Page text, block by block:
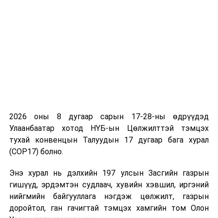
хамтын ажиллагааг хөгжүүлж, харилцааг бэхжүүлэх,
хөрөнгө оруулалт, бизнес эрхлэлтийг дэмжих,
худалдааг өргөжүүлэх, зах зээлд нэвтрэх боломжийг
сайжруулах, шууд хөрөнгө оруулалтыг татах зэргээр
хамтран ажиллана.
“МОНГОЛ УЛСЫН ГАДААД ХАРИЛЦААНЫ
ЯАМ, БҮГД НАЙРАМДАХ УЗБЕКИСТАН УЛСЫН
ГАДААД ХЭРГИЙН ЯАМ ХООРОНДЫН 2026-
2026 оны 8 дугаар сарын 17-28-ны өдрүүдэд
Улаанбаатар хотод НҮБ-ын Цөлжилттэй тэмцэх
тухай конвенцын Талуудын 17 дугаар бага хурал
(COP17) болно.
Энэ хурал нь дэлхийн 197 улсын Засгийн газрын
гишүүд, эрдэмтэн судлаач, хувийн хэвшил, иргэний
нийгмийн байгууллага нэгдэж цөлжилт, газрын
доройтол, ган гачигтай тэмцэх хамгийн том Олон